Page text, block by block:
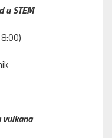
u STEM
vulkana